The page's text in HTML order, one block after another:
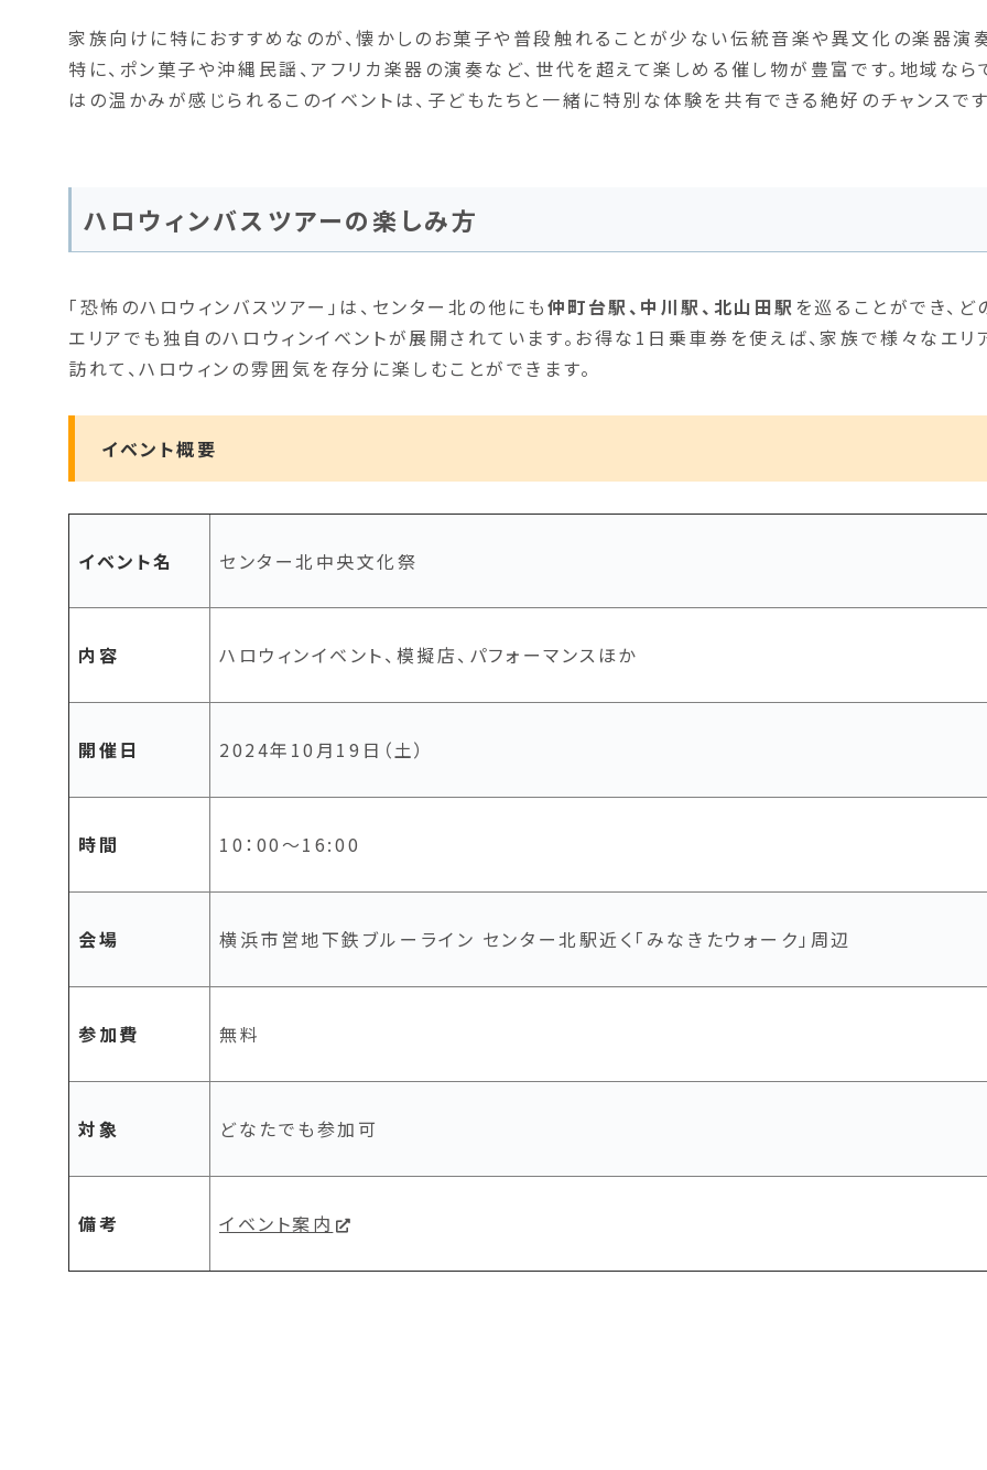
家族向けに特におすすめなのが、懐かしのお菓子や普段触れることが少ない伝統音楽や異文化の楽器演奏
特に、ポン菓子や沖縄民謡、アフリカ楽器の演奏など、世代を超えて楽しめる催し物が豊富です。地域なら
はの温かみが感じられるこのイベントは、子どもたちと一緒に特別な体験を共有できる絶好のチャンスです
ハロウィンバスツアーの楽しみ方
「恐怖のハロウィンバスツアー」は、センター北の他にも仲町台駅、中川駅、北山田駅 を巡ることができ、ど
エリアでも独自のハロウィンイベントが展開されています。お得な1日乗車券を使えば、家族で様々なエリ
訪れて、ハロウィンの雰囲気を存分に楽しむことができます。
イベント概要
イベント名 センター北中央文化祭
内容 ハロウィンイベント、模擬店、パフォーマンスほか
開催日 2024年10月19日（土）
時間 10：00～16:00
会場 横浜市営地下鉄ブルーライン センター北駅近く「みなきたウォーク」周辺
参加費 無料
対象 どなたでも参加可
備考 イベント案内